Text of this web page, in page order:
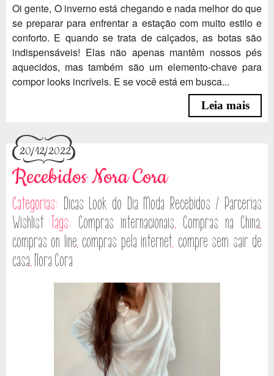
Oi gente, O inverno está chegando e nada melhor do que
se preparar para enfrentar a estação com muito estilo e
conforto. E quando se trata de calçados, as botas são
indispensáveis! Elas não apenas mantêm nossos pés
aquecidos, mas também são um elemento-chave para
compor looks incríveis. E se você está em busca...
Leia mais
20/12/2022
Recebidos Nora Cora
Categorias: Dicas Look do Dia Moda Recebidos / Parcerias
Wishlist Tags: Compras internacionais, Compras na China,
compras on line, compras pela internet, compre sem sair de
casa, Nora Cora